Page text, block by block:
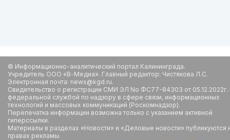
© Информационно-аналитический портал Калининграда.
Учредитель ООО «В-Медиа». Главный редактор: Чистякова Л.С.
Электронная почта: news@kgd.ru.
Свидетельство о регистрации СМИ ЭЛ No ФС77-84303 от
федеральной службой по надзору в сфере связи, информационных
технологий и массовых коммуникаций (Роскомнадзор).
Перепечатка информации возможна только с указанием активной
гиперссылки.
Материалы в разделах «Новости» и «Деловые новости» публикуются
правах рекламы.